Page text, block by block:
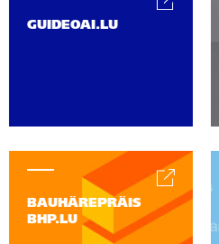
GUIDEOAI.LU
BAUHÄREPRÄIS
BHP.LU